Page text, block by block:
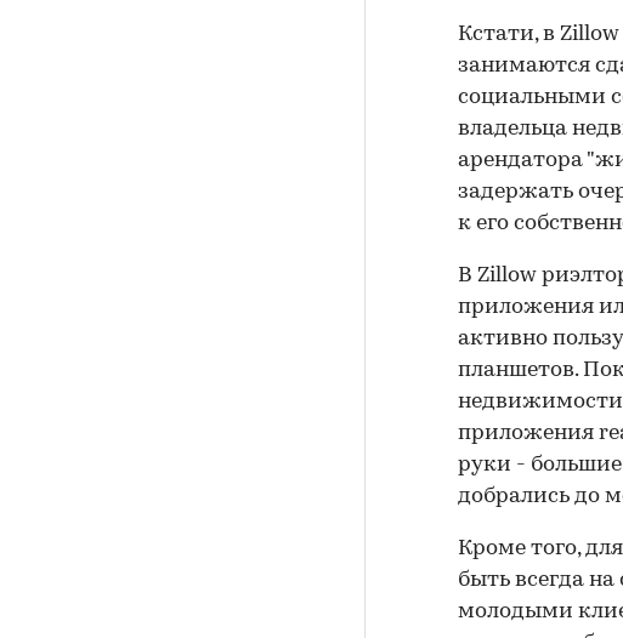
Кстати, в
занимаются
социальными
владельца
арендатора
задержать
к его
В Zillow
приложения
активно
планшетов.
недвижимости
приложения
руки -
добрались до
Кроме того,
быть всегда
молодыми